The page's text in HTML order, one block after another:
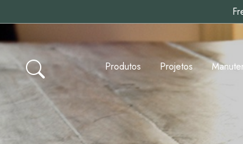
Produtos Projetos